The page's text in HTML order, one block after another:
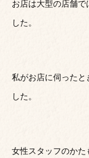
お店は大型の店舗
した。
私がお店に伺ったと
した。
女性スタッフのか